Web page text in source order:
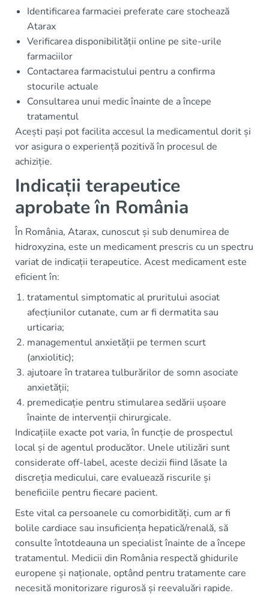
Identificarea farmaciei preferate care stochează
Atarax
Verificarea disponibilității online pe site-urile
farmaciilor
Contactarea farmacistului pentru a confirma
stocurile actuale
Consultarea unui medic înainte de a începe
tratamentul
Acești pași pot facilita accesul la medicamentul dorit și
vor asigura o experiență pozitivă în procesul de
achiziție.
Indicații terapeutice
aprobate în România
În România, Atarax, cunoscut și sub denumirea de
hidroxyzina, este un medicament prescris cu un spectru
variat de indicații terapeutice. Acest medicament este
eficient în:
tratamentul simptomatic al pruritului asociat
afecțiunilor cutanate, cum ar fi dermatita sau
urticaria;
managementul anxietății pe termen scurt
(anxiolitic);
ajutoare în tratarea tulburărilor de somn asociate
anxietății;
premedicație pentru stimularea sedării ușoare
înainte de intervenții chirurgicale.
Indicațiile exacte pot varia, în funcție de prospectul
local și de agentul producător. Unele utilizări sunt
considerate off-label, aceste decizii fiind lăsate la
discreția medicului, care evaluează riscurile și
beneficiile pentru fiecare pacient.
Este vital ca persoanele cu comorbidități, cum ar fi
bolile cardiace sau insuficiența hepatică/renală, să
consulte întotdeauna un specialist înainte de a începe
tratamentul. Medicii din România respectă ghidurile
europene și naționale, optând pentru tratamente care
necesită monitorizare rigurosă și reevaluări rapide.